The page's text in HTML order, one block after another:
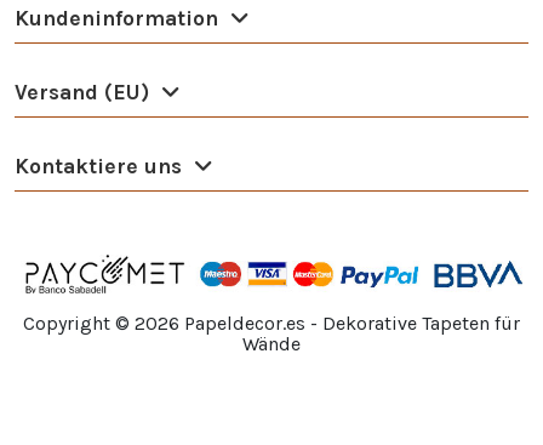
Kundeninformation
Versand (EU)
Kontaktiere uns
Copyright © 2026 Papeldecor.es - Dekorative Tapeten für
Wände